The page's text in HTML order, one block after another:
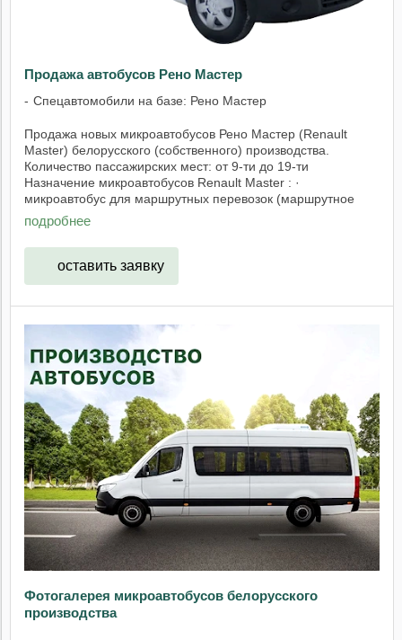
Продажа автобусов Рено Мастер
Спецавтомобили на базе: Рено Мастер
Продажа новых микроавтобусов Рено Мастер (Renault
Master) белорусского (собственного) производства.
Количество пассажирских мест: от 9-ти до 19-ти
Назначение микроавтобусов Renault Master : ·
микроавтобус для маршрутных перевозок (маршрутное
такси) ...
подробнее
оставить заявку
Фотогалерея микроавтобусов белорусского
производства